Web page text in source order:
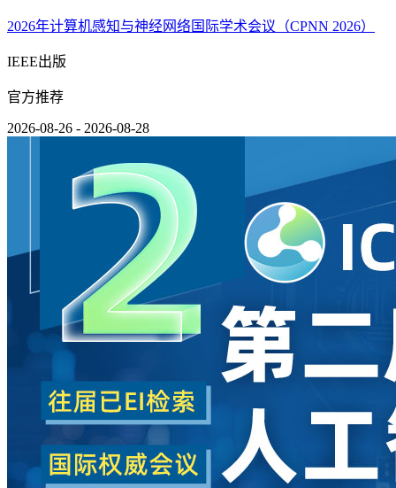
2026年计算机感知与神经网络国际学术会议（CPNN 2026）
IEEE出版
官方推荐
2026-08-26 - 2026-08-28